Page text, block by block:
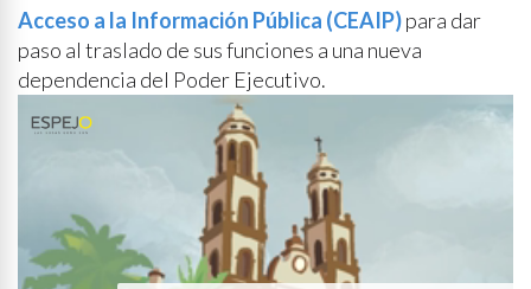
Acceso a la Información Pública (CEAIP)para dar
paso al traslado de sus funciones a una nueva
dependencia del Poder Ejecutivo.